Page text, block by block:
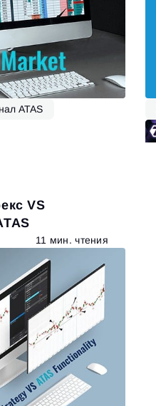
ATAS
VS
11 мин. чтения